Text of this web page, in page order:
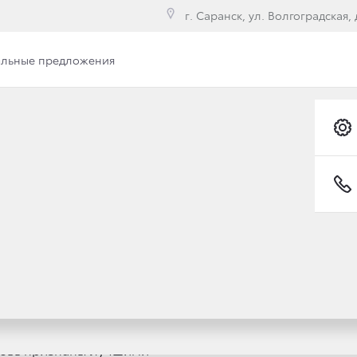
г. Саранск, ул. Волгоградская,
предложения
— 2019»: ДИЛЕРЫ